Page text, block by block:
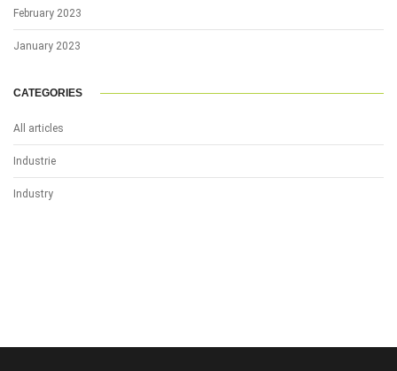
February 2023
January 2023
CATEGORIES
All articles
Industrie
Industry